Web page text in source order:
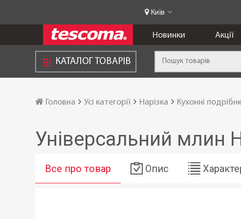
Київ
Новинки Акції
КАТАЛОГ ТОВАРІВ
Головна Усі категорії Нарізка Кухонні
Універсальний млин
Все про товар Опис